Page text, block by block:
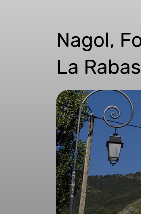
Nagol,
La